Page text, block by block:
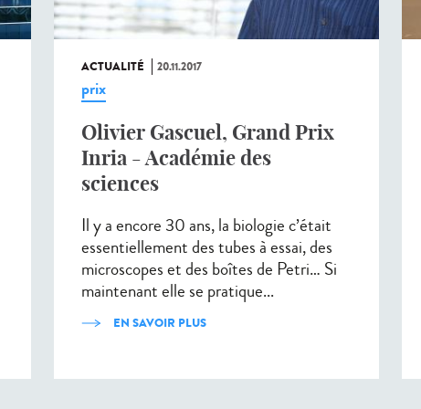
ACTUALITÉ 20.11.2017
prix
Olivier Gascuel, Grand Prix
Inria - Académie des
sciences
Il y a encore 30 ans, la biologie c’était
essentiellement des tubes à essai, des
microscopes et des boîtes de Petri… Si
maintenant elle se pratique...
EN SAVOIR PLUS